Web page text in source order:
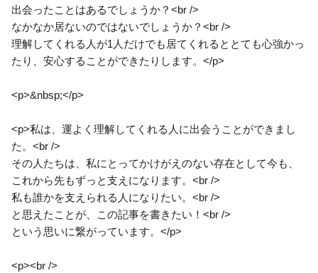
出会ったことはあるでしょうか？<br />
なかなか居ないのではないでしょうか？<br />
理解してくれる人が1人だけでも居てくれるととても心強かっ
たり、安心することができたりします。</p>
<p>&nbsp;</p>
<p>私は、運よく理解してくれる人に出会うことができまし
た。<br />
その人たちは、私にとってかけがえのない存在として今も、
これから先もずっと支えになります。<br />
私も誰かを支えられる人になりたい。<br />
と思えたことが、この記事を書きたい！<br />
という思いに繋がっています。</p>
<p><br />